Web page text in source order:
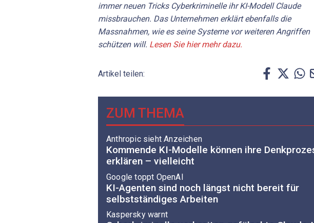
immer neuen Tricks Cyberkriminelle ihr KI-Modell Claude
missbrauchen. Das Unternehmen erklärt ebenfalls die
Massnahmen, wie es seine Systeme vor weiteren Angriffen
schützen will. Lesen Sie hier mehr dazu.
Artikel teilen:
ZUM THEMA
Anthropic sieht Anzeichen
Kommende KI-Modelle können ihre
erklären – vielleicht
Google toppt OpenAI
KI-Agenten sind noch längst nicht bereit für
selbstständiges Arbeiten
Kaspersky warnt